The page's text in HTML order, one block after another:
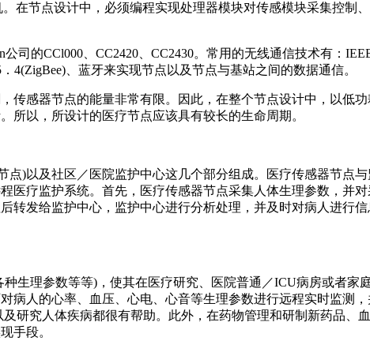
在节点设计中，必须编程实现处理器模块对传感模块采集控制
的CCl000、CC2420、CC2430。常用的无线通信技术有：
4(ZigBee)、蓝牙来实现节点以及节点与基站之间的数据通信。
感器节点的能量非常有限。因此，在整个节点设计中，以低
所以，所设计的医疗节点应该具有较长的生命周期。
)以及社区／医院监护中心这几个部分组成。医疗传感器节点
疗监护系统。首先，医疗传感器节点采集人体生理参数，并
发给监护中心，监护中心进行分析处理，并及时对病人进行
生理参数等等)，使其在医疗研究、医院普通／ICU病房或者家
人的心率、血压、心电、心音等生理参数进行远程实时监测
研究人体疾病都很有帮助。此外，在药物管理和研制新药品、
手段。